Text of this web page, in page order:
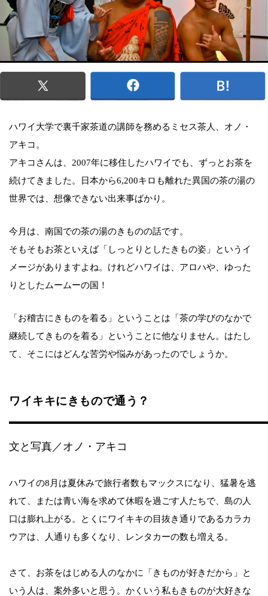
ハワイ大学で裏千家茶道の講師を務めるミセス茶人、オノ・
アキコ。
アキコさんは、2007年に移住したハワイでも、ずっとお茶を
続けてきました。日本から6,200キロも離れた異国の茶の湯の
世界では、想像できない出来事ばかり。
今月は、南国での茶の湯のきものの話です。
そもそもお茶といえば「しっとりとしたきもの姿」というイ
メージがありますよね。けれどハワイは、アロハや、ゆった
りとしたムームーの国！
「お稽古にきものを着る」ということは「茶の学びのなかで
継続してきものを着る」ということに他なりません。はたし
て、そこにはどんな苦労や悩みがあったのでしょうか。
ワイキキにきもので通う？
文と写真／オノ・アキコ
ハワイの8月は夏休みで旅行者数もマックスになり、猛暑を逃
れて、または青い海を求めて休暇を過ごす人たちで、島の人
口は膨れ上がる。とくにワイキキの目抜き通りであるカラカ
ウアは、人通りも多くなり、レンタカーの数も増える。
さて、お茶をはじめる人のなかに「きものが好きだから」と
いう人は、案外多いと思う。かくいう私もきものが大好きな